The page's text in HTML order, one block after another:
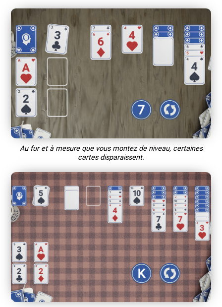
Au fur et à mesure que vous montez de niveau, certaines
cartes disparaissent.